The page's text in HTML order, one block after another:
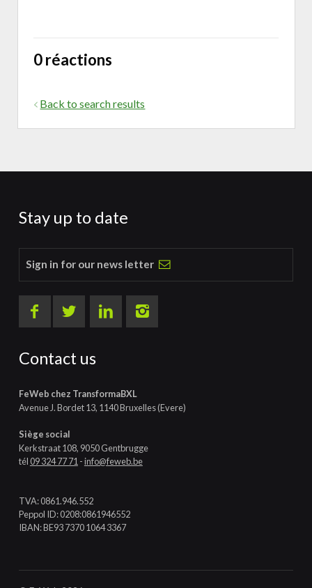
0 réactions
Back to search results
Stay up to date
Sign in for our news letter
Contact us
FeWeb chez TransformaBXL
Avenue J. Bordet 13, 1140 Bruxelles (Evere)
Siège social
Kerkstraat 108, 9050 Gentbrugge
tél09 324 77 71 -info@feweb.be
TVA: 0861.946.552
Peppol ID: 0208:0861946552
IBAN: BE93 7370 1064 3367